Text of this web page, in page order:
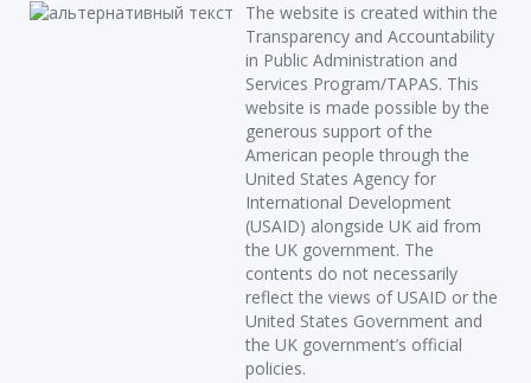
The website is created within the
Transparency and Accountability
in Public Administration and
Services Program/TAPAS. This
website is made possible by the
generous support of the
American people through the
United States Agency for
International Development
(USAID) alongside UK aid from
the UK government. The
contents do not necessarily
reflect the views of USAID or the
United States Government and
the UK government’s official
policies.